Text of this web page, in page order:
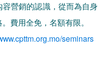
營銷的認識，從而為自身
費用全免，名額有限。
seminars